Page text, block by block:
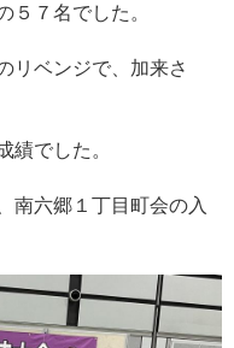
５７名でした。
リベンジで、加来さ
績でした。
南六郷１丁目町会の入